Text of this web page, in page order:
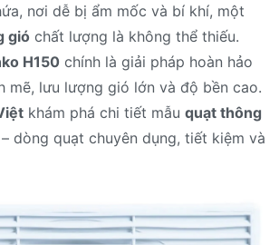
nơi dễ bị ẩm mốc và bí khí, một
gió chất lượng là không thể thiếu.
H150 chính là giải pháp hoàn hảo
mẽ, lưu lượng gió lớn và độ bền cao.
khám phá chi tiết mẫu quạt thông
– dòng quạt chuyên dụng, tiết kiệm và